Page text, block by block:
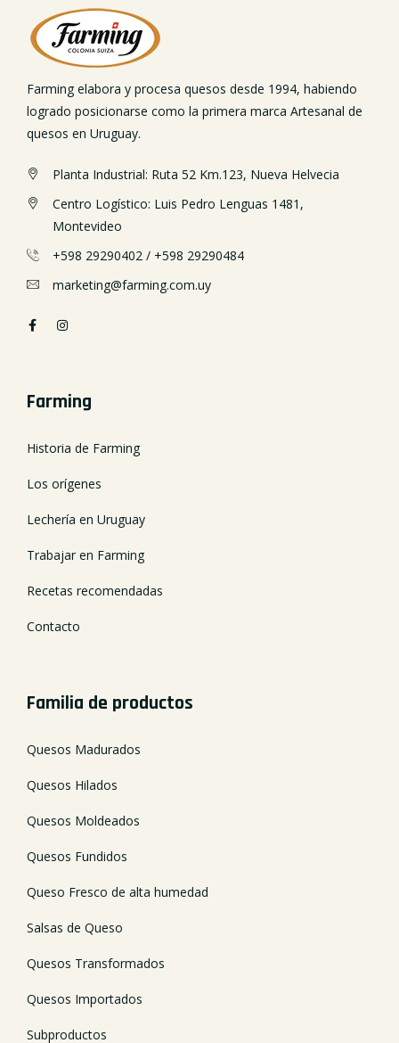
Farming elabora y procesa quesos desde 1994, habiendo
logrado posicionarse como la primera marca Artesanal de
quesos en Uruguay.
Planta Industrial: Ruta 52 Km.123, Nueva Helvecia
Centro Logístico: Luis Pedro Lenguas 1481,
Montevideo
+598 29290402 / +598 29290484
marketing@farming.com.uy
Farming
Historia de Farming
Los orígenes
Lechería en Uruguay
Trabajar en Farming
Recetas recomendadas
Contacto
Familia de productos
Quesos Madurados
Quesos Hilados
Quesos Moldeados
Quesos Fundidos
Queso Fresco de alta humedad
Salsas de Queso
Quesos Transformados
Quesos Importados
Subproductos